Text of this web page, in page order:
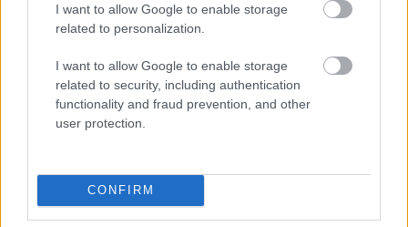
I want to allow Google to enable storage
related to personalization.
I want to allow Google to enable storage
related to security, including authentication
functionality and fraud prevention, and other
user protection.
CONFIRM
Fontos kulcsembert csábított át
riválisától a Red Bull
FORMA-1